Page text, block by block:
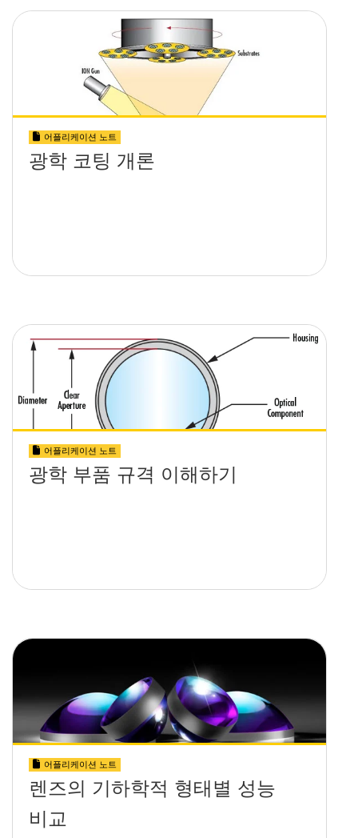
어플리케이션 노트
광학 코팅 개론
어플리케이션 노트
광학 부품 규격 이해하기
어플리케이션 노트
렌즈의 기하학적 형태별 성능
비교